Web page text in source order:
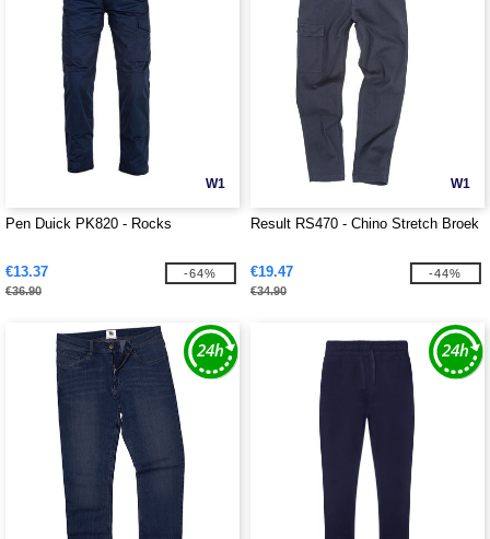
W1
Pen Duick PK820 - Rocks
€13.37
€36.90
-64%
W1
Result RS470 - Chino Stretch Broek
€19.47
€34.90
-44%